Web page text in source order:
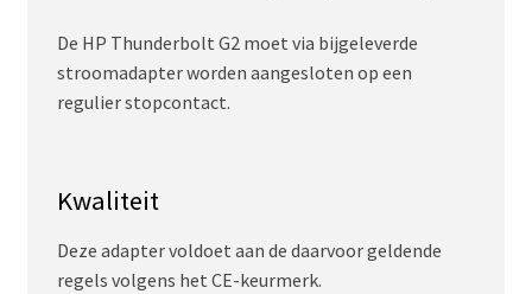
De HP Thunderbolt G2 moet via bijgeleverde
stroomadapter worden aangesloten op een
regulier stopcontact.
Kwaliteit
Deze adapter voldoet aan de daarvoor geldende
regels volgens het CE-keurmerk.